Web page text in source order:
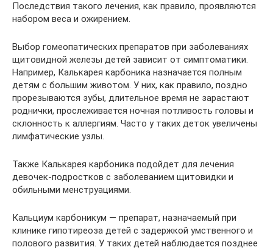
Последствия такого лечения, как правило, проявляются
набором веса и ожирением.
Выбор гомеопатических препаратов при заболеваниях
щитовидной железы детей зависит от симптоматики.
Например, Калькарея карбоника назначается полным
детям с большим животом. У них, как правило, поздно
прорезываются зубы, длительное время не зарастают
роднички, прослеживается ночная потливость головы и
склонность к аллергиям. Часто у таких деток увеличены
лимфатические узлы.
Также Калькарея карбоника подойдет для лечения
девочек-подростков с заболеванием щитовидки и
обильными менструациями.
Кальциум карбоникум — препарат, назначаемый при
клинике гипотиреоза детей с задержкой умственного и
полового развития. У таких детей наблюдается позднее